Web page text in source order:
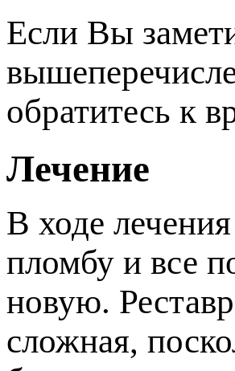
Если Вы
обратитесь к
Лечение
ходе лечения
ломбу и все
новую.
сложная,